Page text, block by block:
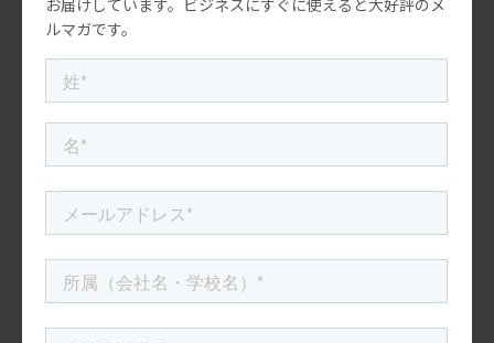
ルマガです。
各サービスの共通点は、日本の商品の独自性を強調して
いることです。また、他のサービスと比較して提供する
商品のユニークさもアピールしています。これらの共通
点から、アメリカで日本製品が成功するための重要な要
素は、アメリカの製品を肩を並べるのではなく、アメリ
カ人の選択肢の中で「風変わりな珍しいオプション」と
して確立することだと言えます。
一部の日本文化は、アメリカナイズされることでアメリ
カ文化の一部になりました。寿司やラーメンは、最も明